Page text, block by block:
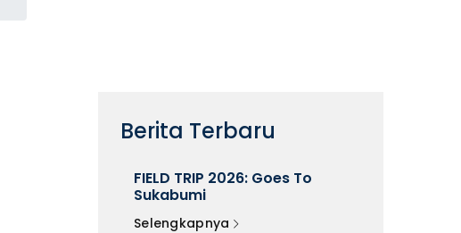
Berita Terbaru
FIELD TRIP 2026: Goes To
Sukabumi
Selengkapnya